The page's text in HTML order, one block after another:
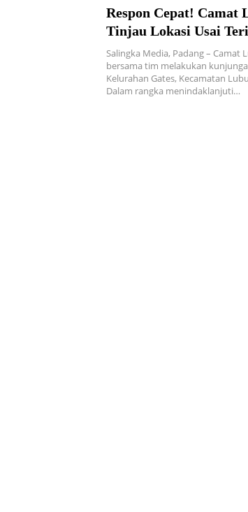
Respon Cepat! Camat
Tinjau Lokasi Usai
Salingka Media, Padang – Camat
bersama tim melakukan
Kelurahan Gates, Kecamatan
Dalam rangka menindaklanjuti…